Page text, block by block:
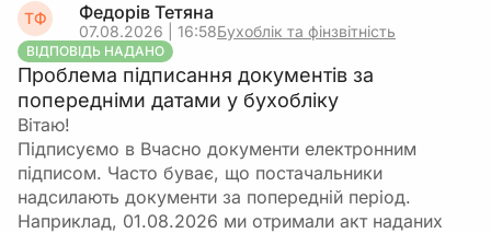
ТФ Федорів Тетяна
07.08.2026 | 16:58Бухоблік та фінзвітність
ВІДПОВІДЬ НАДАНО
Проблема підписання документів за
попередніми датами у бухобліку
Вітаю!
Підписуємо в Вчасно документи електронним
підписом. Часто буває, що постачальники
надсилають документи за попередній період.
Наприклад, 01.08.2026 ми отримали акт наданих